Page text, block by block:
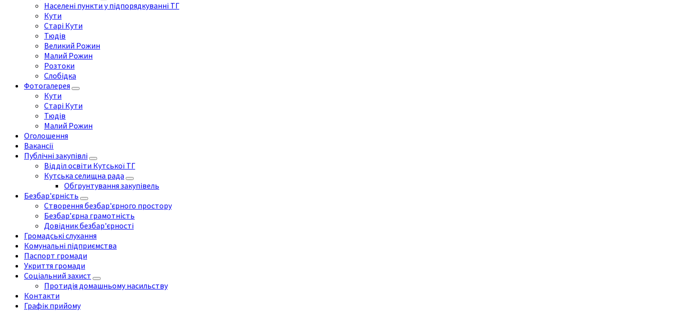
Населені пункти у підпорядкуванні ТГ
Кути
Старі Кути
Тюдів
Великий Рожин
Малий Рожин
Розтоки
Слобідка
Фотогалерея
Кути
Старі Кути
Тюдів
Малий Рожин
Оголошення
Вакансії
Публічні закупівлі
Відділ освіти Кутської ТГ
Кутська селищна рада
Обгрунтування закупівель
Безбар'єрність
Створення безбар'єрного простору
Безбар’єрна грамотність
Довідник безбар'єрності
Громадські слухання
Комунальні підприємства
Паспорт громади
Укриття громади
Соціальний захист
Протидія домашньому насильству
Контакти
Графік прийому